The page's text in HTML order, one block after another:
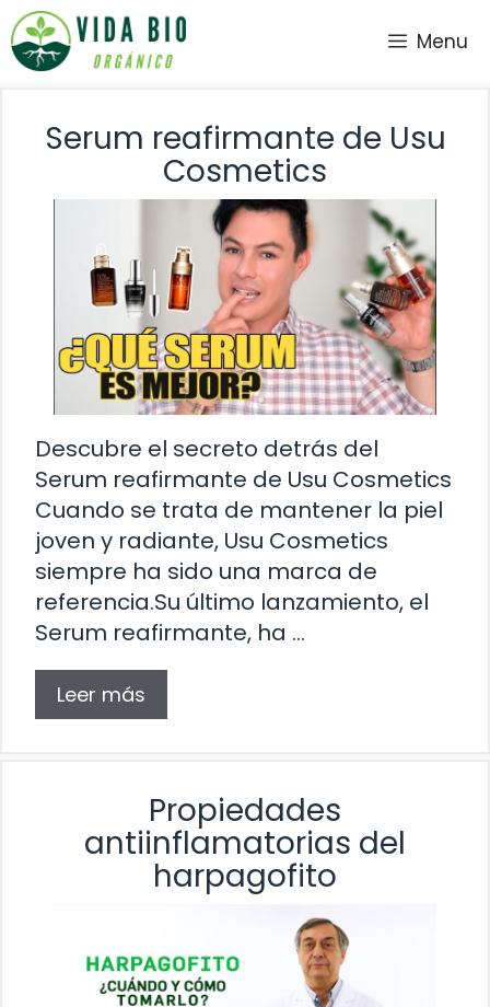
Saltar
al
contenido
Menu
Serum reafirmante de Usu
Cosmetics
Descubre el secreto detrás del
Serum reafirmante de Usu Cosmetics
Cuando se trata de mantener la piel
joven y radiante, Usu Cosmetics
siempre ha sido una marca de
referencia.Su último lanzamiento, el
Serum reafirmante, ha …
Leer más
Propiedades
antiinflamatorias del
harpagofito